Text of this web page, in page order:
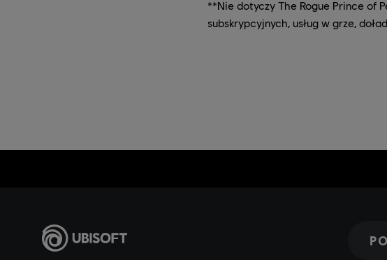
**Nie dotyczy The Rogue Prince of
subskrypcyjnych, usług w grze,